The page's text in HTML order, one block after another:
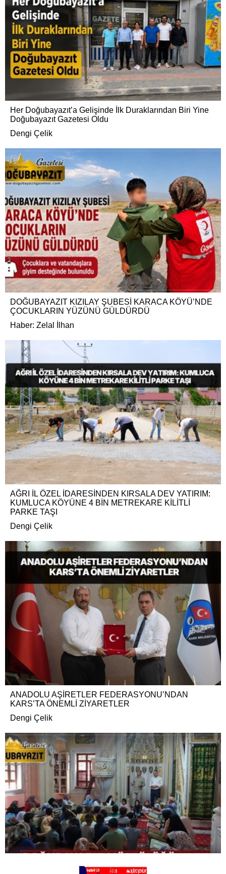
Her Doğubayazıt’a Gelişinde İlk Duraklarından Biri Yine
Doğubayazıt Gazetesi Oldu
Dengi Çelik
DOĞUBAYAZIT KIZILAY ŞUBESİ KARACA KÖYÜ’NDE
ÇOCUKLARIN YÜZÜNÜ GÜLDÜRDÜ
Haber: Zelal İlhan
AĞRI İL ÖZEL İDARESİNDEN KIRSALA DEV YATIRIM:
KUMLUCA KÖYÜNE 4 BİN METREKARE KİLİTLİ
PARKE TAŞI
Dengi Çelik
ANADOLU AŞİRETLER FEDERASYONU’NDAN
KARS’TA ÖNEMLİ ZİYARETLER
Dengi Çelik